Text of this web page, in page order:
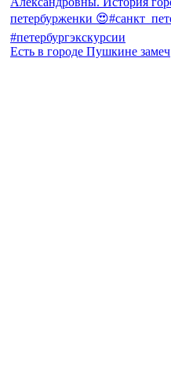
Есть в городе Пушкине замеч